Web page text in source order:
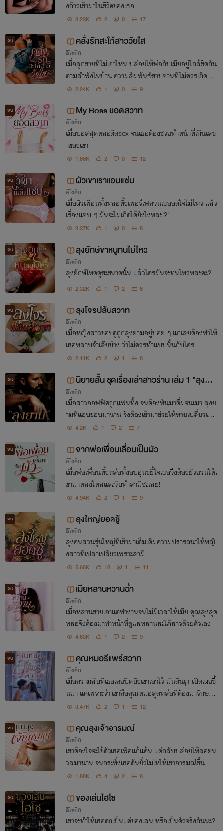
งก้าวเข้ามาในชีวิตของเธอ
3.23K 2 0 17
จบ คลั่งรักสะใภ้สาววัยใส
อีโรติก
เมื่อลูกชายที่ไม่เอาไหน ปล่อยให้พ่อกับเมียอยู่ใกล้ชิดกัน
ตามลำพังในบ้าน ความสัมพันธ์ซาบซ่านที่ไม่ควรเกิด จึงเ
ริ่มต้นขึ้น
2.24K 1 0 9
จบ My Boss ยอดสวาท
อีโรติก
เมื่อบอสสุดหล่อติดsex จนเธอต้องช่วยทำหน้าที่เกินเลข
าของเขา
1.86K 2 0 12
จบ ผัวเขาเราแอบแซ่บ
อีโรติก
เมื่อผัวเพื่อนทั้งหล่อทั้งเพอร์เฟคจนเธออดใจไม่ไหว แล้ว
เรื่องแซ่บ ๆ มันจะไม่เกิดได้ยังไงหละ!?!
3.37K 1 0 8
จบ ลุงยักษ์ขาหนูทนไม่ไหว
อีโรติก
ลุงยักษ์โหดดุซะขนาดนั้น แล้วใครมันจะทนไหวหละคะ?
2.32K 1 2 8
จบ ลุงโจรปล้นสวาท
อีโรติก
เมื่อหญิงสาวชอบดูถูกลุงยามอยู่บ่อย ๆ แกเลยต้องทำให้
เธอหลาบจำเสียบ้าง ว่าไม่ควรทำแบบนั้นกับใคร
2.11K 2 1 8
จบ
นิยายสั้น ชุดเรื่องเล่าสาวร่าน เล่ม 1 "ลุงยา
ม"
อีโรติก
เมื่อสาวออฟฟิศถูกแฟนทิ้ง จนต้องหันมาดื่มจนเมา ลุงย
ามที่แอบชอบมานาน จึงต้องเข้ามาช่วยให้หายเปลี่ยวเหง
าสักที4.2K 1 2 7
จบ จากพ่อเพื่อนเลื่อนเป็นผัว
อีโรติก
เมื่อพ่อเพื่อนทั้งหล่อทั้งอบอุ่นขยี้ใจเธอจึงต้องยั่วยวนให้เ
ขามาหลงใหลและจับทำสามีซะเลย!
4.94K 2 1 9
จบ ลุงใหญ่ยอดชู้
อีโรติก
ลุงคนสวนรุ่นใหญ่ที่เข้ามาเต็มเติมความปรารถนาให้หญิ
งสาวที่เปล่าเปลี่ยวเพราะสามี
5.66K 18 1 11
จบ เมียหลานหวานฉ่ำ
อีโรติก
เมื่อหลานชายเอาแต่ทำงานจนไม่มีเวลาให้เมีย คุณลุงสุด
หล่อจึงต้องมาทำหน้าที่ดูแลหลานสะใภ้สาวด้วยตัวเอง
4.63K 1 2 9
จบ คุณหมอรีแพร์สวาท
อีโรติก
เมื่อความลับที่เธอเคยปิดบังเขาเอาไว้ มันดันถูกเปิดเผยขึ้
นมา แค่เพราะว่า เขาคือคุณหมอสุดหล่อที่ต้องมารักษาใ
ห้เธอ...
3.47K 2 1 12
จบ คุณลุงเจ้าอารมณ์
อีโรติก
เขาต้องใจจะใช้ตัวเธอเพื่อแก้แค้น แต่กลับปล่อยให้ลอยน
วลมานาน จนกระทั่งเธอดันยั่วโมโหให้เขาอารมณ์ขึ้น
1.88K 4 2 8
จบ ของเล่นไฮโซ
อีโรติก
เขาจะทำให้เธอตกเป็นแค่ของเล่น หรือเป็นตัวจริงกันนะ?